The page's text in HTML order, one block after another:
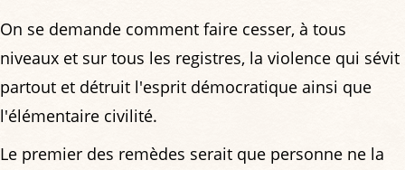
On se demande comment faire cesser, à tous
niveaux et sur tous les registres, la violence qui sévit
partout et détruit l'esprit démocratique ainsi que
l'élémentaire civilité.
Le premier des remèdes serait que personne ne la